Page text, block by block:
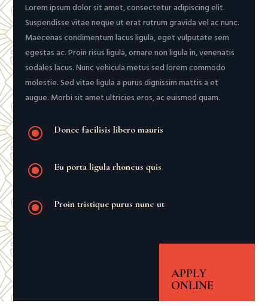
Lorem ipsum dolor sit amet, consectetur adipiscing elit.
Suspendisse vitae neque ut erat rutrum gravida vel ac nunc.
Maecenas condimentum lacus ligula, eget vulputate sem
egestas ac. Proin risus ligula, ornare non ligula in, venenatis
sodales lacus. Nunc vehicula metus sed lorem commodo
molestie. Sed vitae ligula a purus dignissim mattis a et
augue. Morbi sit amet ultricies eros, ac euismod quam.
\ Donec facilisis libero mauris
\ Eu porta ligula rhoncus quis
\ Proin tristique purus nunc ut
APPLY
ONLINE